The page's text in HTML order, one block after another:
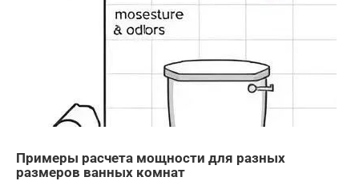
Примеры расчета мощности для разных
размеров ванных комнат